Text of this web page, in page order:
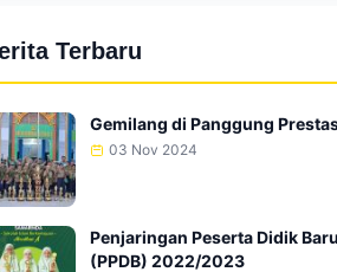
Terbaru
Gemilang di Panggung
03 Nov 2024
Penjaringan Peserta Didik Baru
(PPDB) 2022/2023